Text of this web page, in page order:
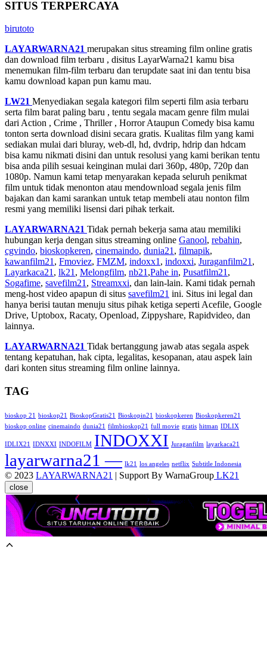
SITUS TERPERCAYA
birutoto
LAYARWARNA21 merupakan situs streaming film online gratis
dan download film terbaru , disitus LayarWarna21 kamu bisa
menemukan film-film terbaru dan terupdate saat ini dan tentu bisa
kamu download kapan pun kamu mau.
LW21 Menyediakan segala kategori film seperti film asia terbaru
serta film barat paling baru , tentu segala macam genre film mulai
dari Action , Crime , Thriller , Horror Ataupun Comedy bisa kamu
tonton serta download disini secara gratis. Kualitas film yang kami
sediakan mulai dari bluray, web-dl, hd, dvdrip, hdrip dan hdcam
bisa kamu nikmati disini dan untuk resolusi yang kami berikan tentu
bisa anda pilih sesuai keinginan mulai dari 360p, 480p, 720p dan
1080p. Namun kami tetap menyarakan kepada seluruh penikmat
film untuk tidak menonton atau mendownload segala jenis film
bajakan dan kami sarankan untuk tetap membeli atau nonton film
resmi yang memiliki lisensi dari pihak terkait.
LAYARWARNA21 Tidak pernah bekerja sama atau memiliki
hubungan kerja dengan situs streaming online Ganool, rebahin,
cgvindo, bioskopkeren, cinemaindo, dunia21 , filmapik,
kawanfilm21 , Fmoviez, FMZM, indoxx1 , indoxxi, Juraganfilm21 ,
Layarkaca21 , lk21 , Melongfilm, nb21 ,Pahe in, Pusatfilm21 ,
Sogafime, savefilm21 , Streamxxi, dan lain-lain. Kami tidak pernah
meng-host video apapun di situs savefilm21 ini. Situs ini legal dan
hanya berisi tautan menuju situs pihak ketiga seperti Acefile, Google
Drive, Uptobox, Racaty, Openload, Zippyshare, Rapidvideo, dan
lainnya.
LAYARWARNA21 Tidak bertanggung jawab atas segala aspek
tentang kepatuhan, hak cipta, legalitas, kesopanan, atau aspek lain
dari konten situs streaming film online lainnya.
TAG
bioskop 21 bioskop21 BioskopGratis21 Bioskopin21 bioskopkeren Bioskopkeren21
bioskop online cinemaindo dunia21 filmbioskop21 full movie gratis hitman IDLIX
IDLIX21 IDNXXI INDOFILM INDOXXI Juraganfilm layarkaca21
layarwarna21 — lk21 los angeles netflix Subtitle Indonesia
© 2023 LAYARWARNA21 | Support By WarnaGroup LK21
close